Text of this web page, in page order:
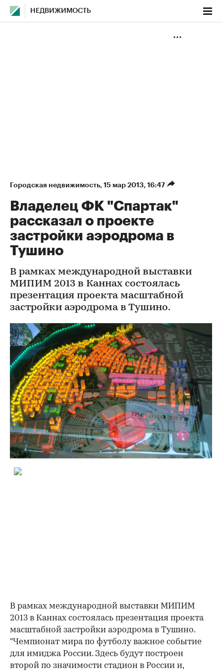
НЕДВИЖИМОСТЬ
Городская недвижимость⁠, 15 мар 2013, 16:47
Владелец ФК "Спартак"
рассказал о проекте
застройки аэродрома в
Тушино
В рамках международной выставки
МИПИМ 2013 в Каннах состоялась
презентация проекта масштабной
застройки аэродрома в Тушино.
В рамках международной выставки МИПИМ
2013 в Каннах состоялась презентация проекта
масштабной застройки аэродрома в Тушино.
"Чемпионат мира по футболу важное событие
для имиджа России. Здесь будут построен
второй по значимости стадион в России и,